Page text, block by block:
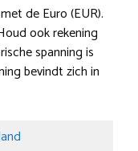
de Euro (EUR).
ook rekening
spanning is
bevindt zich in